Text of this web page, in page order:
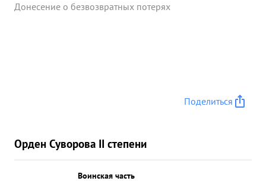
Донесение о безвозвратных потерях
Поделиться
Орден Суворова II степени
Воинская часть